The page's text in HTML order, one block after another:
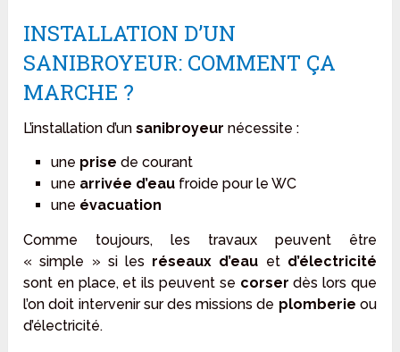
INSTALLATION D’UN
SANIBROYEUR: COMMENT ÇA
MARCHE ?
L’installation d’unsanibroyeur nécessite :
une prise de courant
une arrivée d’eaufroide pour le WC
une évacuation
Comme toujours, les travaux peuvent être
« simple » si les réseaux d’eau et d’électricité
sont en place, et ils peuvent se corser dès lors que
l’on doit intervenir sur des missions de plomberie ou
d’électricité.